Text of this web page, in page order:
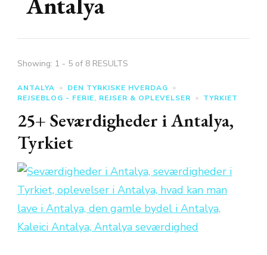
Showing: 1 - 5 of 8 RESULTS
ANTALYA
DEN TYRKISKE HVERDAG
REJSEBLOG - FERIE, REJSER & OPLEVELSER
TYRKIET
25+ Seværdigheder i Antalya,
Tyrkiet